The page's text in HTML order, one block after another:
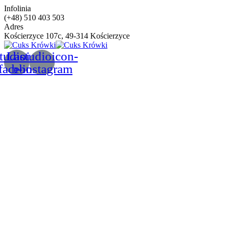
Infolinia
(+48) 510 403 503
Adres
Kościerzyce 107c, 49-314 Kościerzyce
Lastudioicon-
b-instagram